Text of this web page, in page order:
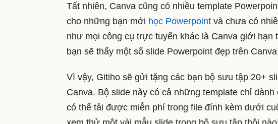
Tất nhiên, Canva cũng có nhiều template
cho những bạn mới học Powerpoint và chưa có
như mọi công cụ trực tuyến khác là Canva giới
bạn sẽ thấy một số slide Powerpoint đẹp trên
Vì vậy, Gitiho sẽ gửi tặng các bạn bộ sưu tập 20+
Canva. Bộ slide này có cả những template chỉ
có thể tải được miễn phí trong file đính kèm dưới